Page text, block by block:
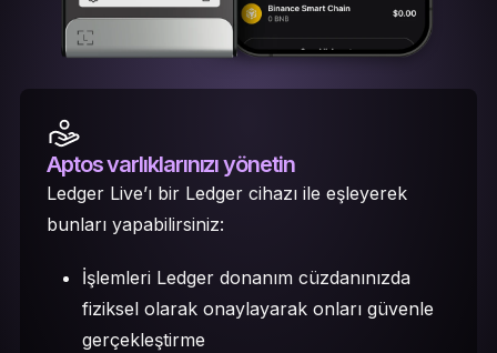
Aptos varlıklarınızı yönetin
Ledger Live’ı bir Ledger cihazı ile eşleyerek
bunları yapabilirsiniz:
İşlemleri Ledger donanım cüzdanınızda
fiziksel olarak onaylayarak onları güvenle
gerçekleştirme